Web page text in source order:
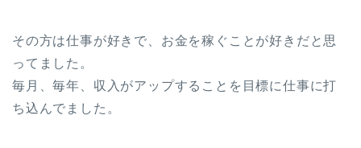
その方は仕事が好きで、お金を稼ぐことが好きだと思
ってました。
毎月、毎年、収入がアップすることを目標に仕事に打
ち込んでました。